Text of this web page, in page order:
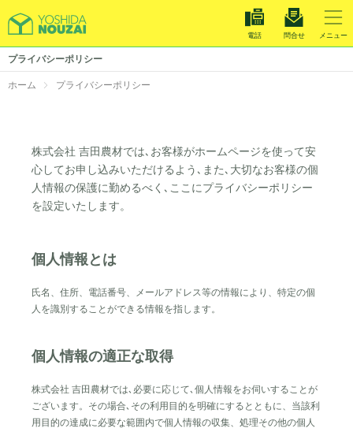
温室施工
栽培システム
施工事例
お知らせ
会社案内
お電話でのお問い合わせは
営業時間●9:00〜18:00
ホームページからお問い合わせ
メニュー
電話 問合せ
プライバシーポリシー
ホーム プライバシーポリシー
株式会社 吉田農材では､お客様がホームページを使って安
心してお申し込みいただけるよう､また､大切なお客様の個
人情報の保護に勤めるべく､ここにプライバシーポリシー
を設定いたします。
個人情報とは
氏名、住所、電話番号、メールアドレス等の情報により、特定の個
人を識別することができる情報を指します。
個人情報の適正な取得
株式会社 吉田農材では､必要に応じて､個人情報をお伺いすることが
ございます。その場合､その利用目的を明確にするとともに、当該利
用目的の達成に必要な範囲内で個人情報の収集、処理その他の個人